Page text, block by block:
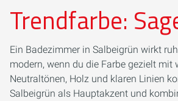
Trendfarbe:
Ein Badezimmer in Salbeigrün wirkt
modern, wenn du die Farbe gezielt mit
Neutraltönen, Holz und klaren Linien
Salbeigrün als Hauptakzent und